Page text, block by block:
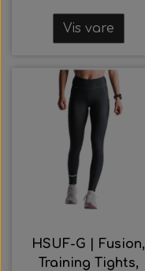
Vis vare
HSUF-G | Fusion,
Training Tights,